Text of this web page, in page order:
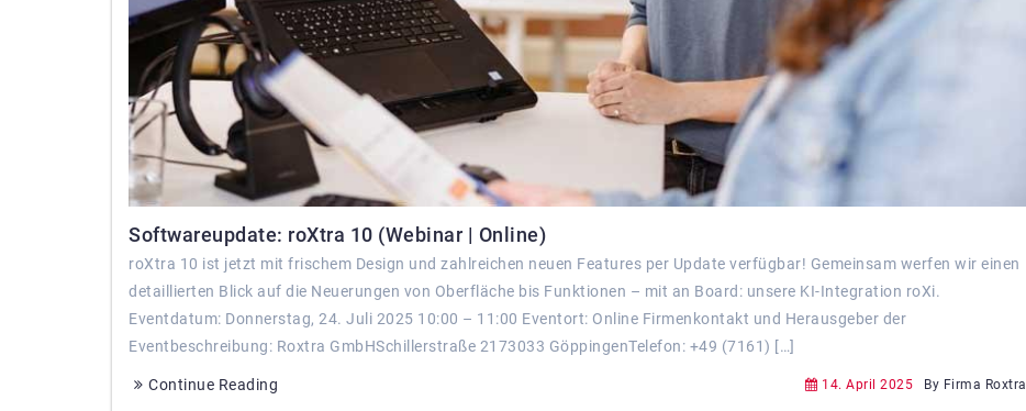
Softwareupdate: roXtra 10 (Webinar | Online)
roXtra 10 ist jetzt mit frischem Design und zahlreichen neuen Features per Update verfügbar! Gemeinsam werfen wir einen
detaillierten Blick auf die Neuerungen von Oberfläche bis Funktionen – mit an Board: unsere KI-Integration roXi.
Eventdatum: Donnerstag, 24. Juli 2025 10:00 – 11:00 Eventort: Online Firmenkontakt und Herausgeber der
Eventbeschreibung: Roxtra GmbHSchillerstraße 2173033 GöppingenTelefon: +49 (7161) […]
Continue Reading 14. April 2025 By Firma Roxtra